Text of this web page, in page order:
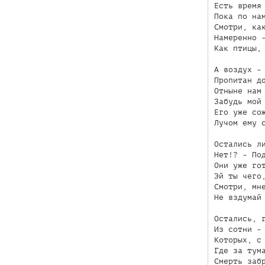
Есть
Пока по
Смотри,
Намеренно
Как птицы,
А воздух -
Пропитан
Отныне нам
Забудь
Его уже
Лучом ему
Остались
Нет!? -
Они уже
Эй ты
Смотри,
Не
Остались,
Из сотни -
Которых, с
Где за
Смерть